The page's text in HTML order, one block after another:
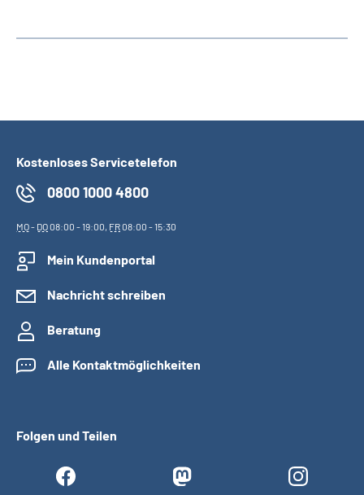
Kostenloses Servicetelefon
0800 1000 4800
MO- DO08:00 - 19:00, FR08:00 - 15:30
Mein Kundenportal
Nachricht schreiben
Beratung
Alle Kontaktmöglichkeiten
Folgen und Teilen